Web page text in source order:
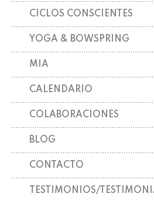
CICLOS CONSCIENTES
YOGA & BOWSPRING
MIA
CALENDARIO
COLABORACIONES
BLOG
CONTACTO
TESTIMONIOS/